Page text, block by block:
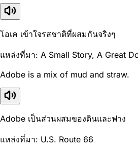
โอเค เข้าใจรสชาติที่ผสมกันจริงๆ
แหล่งที่มา: A Small Story, A Great
Adobe is a mix of mud and straw.
Adobe เป็นส่วนผสมของดินและฟาง
แหล่งที่มา: U.S. Route 66